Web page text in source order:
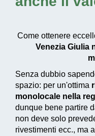
Come ottenere
Venezia Giulia
Senza dubbio
spazio: per un'ottima
monolocale nella
dunque bene partire
non deve solo
rivestimenti ecc., ma